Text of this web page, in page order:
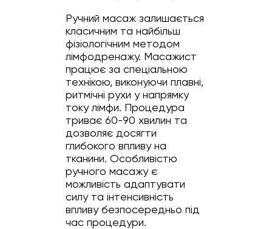
Ручний масаж залишається
класичним та найбільш
фізіологічним методом
лімфодренажу. Масажист
працює за спеціальною
технікою, виконуючи плавні,
ритмічні рухи у напрямку
току лімфи. Процедура
триває 60-90 хвилин та
дозволяє досягти
глибокого впливу на
тканини. Особливістю
ручного масажу є
можливість адаптувати
силу та інтенсивність
впливу безпосередньо під
час процедури.